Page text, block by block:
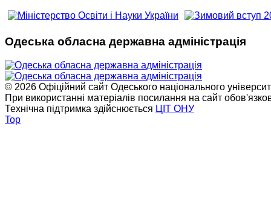
Одеська обласна державна адміністрація
© 2026 Офіційний сайт Одеського національного
При використанні матеріалів посилання на сайт
Технічна підтримка здійснюється ЦІТ ОНУ
Top